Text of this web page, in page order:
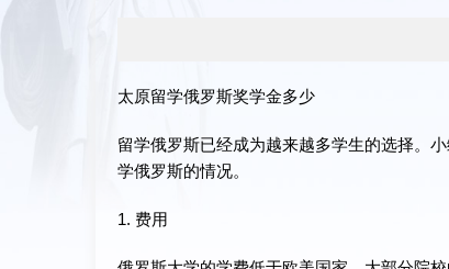
太原留学俄罗斯奖学金多少
留学俄罗斯已经成为越来越多学生的选择。
学俄罗斯的情况。
1. 费用